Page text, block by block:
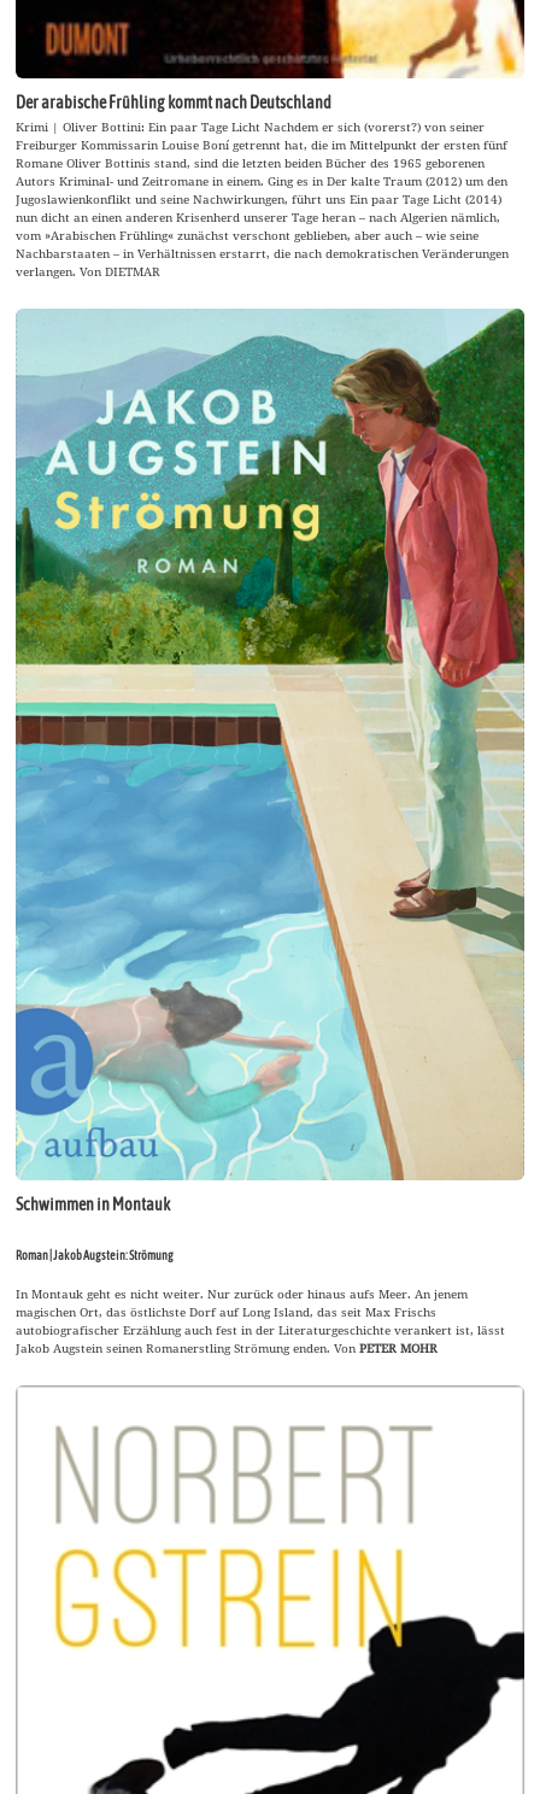
Der arabische Frühling kommt nach Deutschland
Krimi | Oliver Bottini: Ein paar Tage Licht Nachdem er sich (vorerst?) von seiner
Freiburger Kommissarin Louise Boní getrennt hat, die im Mittelpunkt der ersten fünf
Romane Oliver Bottinis stand, sind die letzten beiden Bücher des 1965 geborenen
Autors Kriminal- und Zeitromane in einem. Ging es in Der kalte Traum (2012) um den
Jugoslawienkonflikt und seine Nachwirkungen, führt uns Ein paar Tage Licht (2014)
nun dicht an einen anderen Krisenherd unserer Tage heran – nach Algerien nämlich,
vom »Arabischen Frühling« zunächst verschont geblieben, aber auch – wie seine
Nachbarstaaten – in Verhältnissen erstarrt, die nach demokratischen Veränderungen
verlangen. Von DIETMAR
Schwimmen in Montauk
Roman | Jakob Augstein: Strömung
In Montauk geht es nicht weiter. Nur zurück oder hinaus aufs Meer. An jenem
magischen Ort, das östlichste Dorf auf Long Island, das seit Max Frischs
autobiografischer Erzählung auch fest in der Literaturgeschichte verankert ist, lässt
Jakob Augstein seinen Romanerstling Strömung enden. VonPETER MOHR